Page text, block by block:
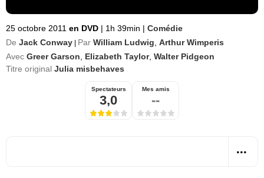
25 octobre 2011 en DVD | 1h 39min | Comédie
De Jack Conway Par William Ludwig Arthur Wimperis
Avec Greer Garson Elizabeth Taylor, Walter Pidgeon
Titre original Julia misbehaves
Spectateurs
3,0
Mes amis
--